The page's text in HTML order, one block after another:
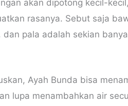
akan dipotong kecil-
rasanya. Sebut saja
pala adalah sekian
Ayah Bunda bisa
lupa menambahkan air